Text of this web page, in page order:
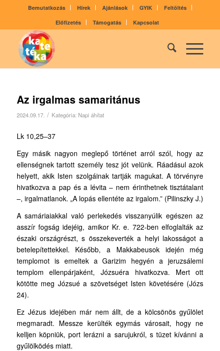
Bemutatkozás Hírek Ajánlások GYIK
Feltöltés
Előfizetés
Támogatás Kapcsolat
Az irgalmas samaritánus
2024.09.17. / Kategória: Napi áhítat
Lk 10,25–37
Egy másik nagyon meglepő történet arról szól, hogy az
ellenségnek tartott személy tesz jót velünk. Ráadásul azok
helyett, akik Isten szolgáinak tartják magukat. A törvényre
hivatkozva a pap és a lévita – nem érinthetnek tisztátalant
–, irgalmatlanok. „A lopás ellentéte az irgalom.” (Pilinszky J.)
A samáriaiakkal való perlekedés visszanyúlik egészen az
asszír fogság idejéig, amikor Kr. e. 722-ben elfoglalták az
északi országrészt, s összekeverték a helyi lakosságot a
betelepítettekkel. Később, a Makkabeusok idején még
templomot is emeltek a Garizim hegyén a jeruzsálemi
templom ellenpárjaként, Józsuéra hivatkozva. Mert ott
kötötte meg Józsué a szövetséget Isten követésére (Józs
24).
Ez Jézus idejében már nem állt, de a kölcsönös gyűlölet
megmaradt. Messze kerülték egymás városait, hogy ne
kelljen köpniük, port lerázni a sarujukról, s tüzet kívánni a
gyűlölködés miatt.